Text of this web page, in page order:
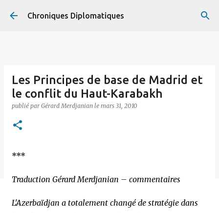
Accéder au contenu principal
Chroniques Diplomatiques
Les Principes de base de Madrid et
le conflit du Haut-Karabakh
publié par Gérard Merdjanian le mars 31, 2010
***
Traduction Gérard Merdjanian – commentaires
L'Azerbaïdjan a totalement changé de stratégie dans